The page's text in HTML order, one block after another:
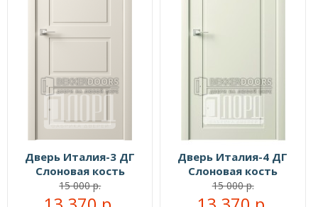
Дверь Италия-3 ДГ
Слоновая кость
15 000 р.
Дверь Италия-4 ДГ
Слоновая кость
15 000 р.